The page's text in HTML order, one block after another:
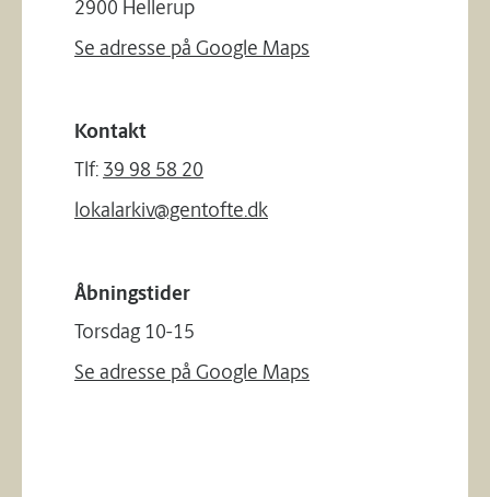
2900 Hellerup
Se adresse på Google Maps
Kontakt
Tlf: 39 98 58 20
lokalarkiv@gentofte.dk
Åbningstider
Torsdag 10-15
Se adresse på Google Maps